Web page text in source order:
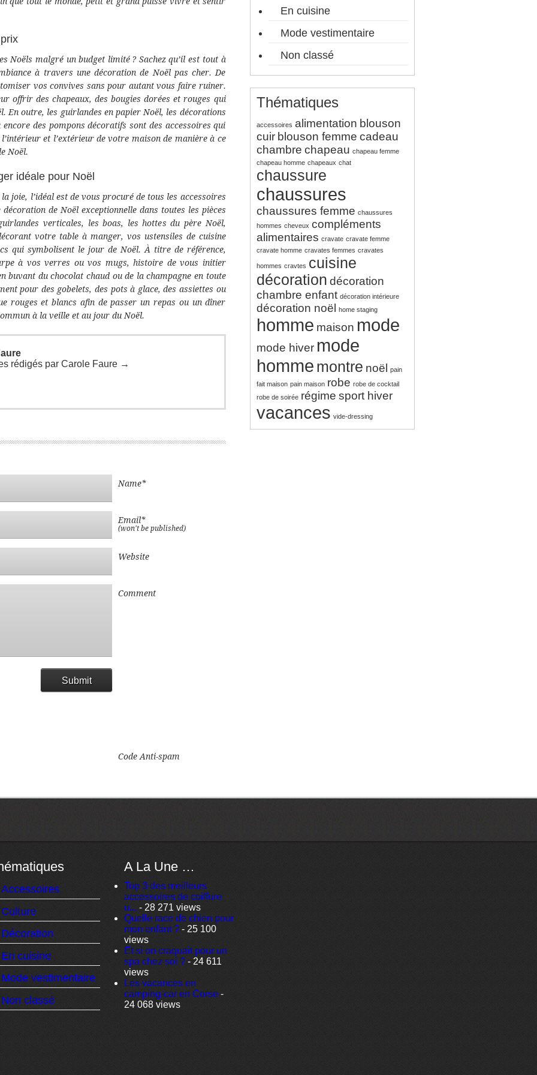
Noëls malgré un budget limité ? Sachez qu’il est tout à
à travers une décoration de Noël pas cher. De
vos convives sans pour autant vous faire ruiner.
offrir des chapeaux, des bougies dorées et rouges qui
En outre, les guirlandes en papier Noël, les décorations
des pompons décoratifs sont des accessoires qui
et l’extérieur de votre maison de manière à ce
Noël.
idéale pour Noël
joie, l’idéal est de vous procuré de tous les accessoires
de Noël exceptionnelle dans toutes les pièces
verticales, les boas, les hottes du père Noël,
votre table à manger, vos ustensiles de cuisine
qui symbolisent le jour de Noël. À titre de référence,
à vos verres ou vos mugs, histoire de vous initier
buvant du chocolat chaud ou de la champagne en toute
pour des gobelets, des pots à glace, des assiettes ou
rouges et blancs afin de passer un repas ou un dîner
à la veille et au jour du Noël.
rédigés par Carole Faure →
Name*
Email*
(won't be published)
Website
Comment
Code Anti-spam
En cuisine
Mode vestimentaire
Non classé
Thématiques
accessoires alimentation blouson
cuir blouson femme cadeau
chambre chapeau chapeau femme
chapeau homme chapeaux chat
chaussure
chaussures
chaussures femme chaussures
hommes cheveux compléments
alimentaires cravate cravate femme
cravate homme cravates femmes cravates
hommes cravtes cuisine
décoration décoration
chambre enfant décoration intérieure
décoration noël home staging
homme maison mode
mode hiver mode
homme montre noël
pain
fait maison pain maison robe robe de cocktail
robe de soirée régime sport hiver
vacances vide-dressing
Accessoires
Culture
Décoration
En cuisine
Mode vestimentaire
Non classé
A La Une …
Top 3 des meilleurs
accessoires de coiffure
u... - 28 271 views
Quelle race de chien pour
mon enfant ?- 25 100
views
Et si on craquait pour un
spa chez soi ?- 24 611
views
Les vacances en
camping-car en Corse-
24 068 views